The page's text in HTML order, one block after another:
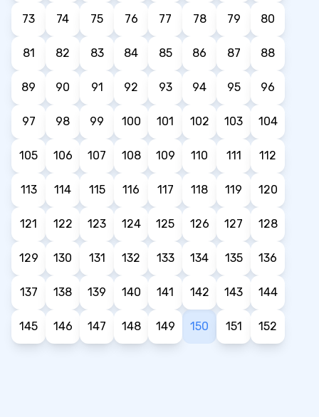
73 74 75 76 77 78 79 80
81 82 83 84 85 86 87 88
89 90 91 92 93 94 95 96
97 98 99 100 101 102 103 104
105 106 107 108 109 110 111 112
113 114 115 116 117 118 119 120
121 122 123 124 125 126 127 128
129 130 131 132 133 134 135 136
137 138 139 140 141 142 143 144
145 146 147 148 149 150 151 152